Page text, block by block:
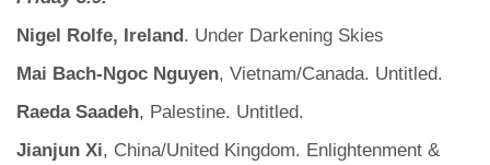
Nigel Rolfe, Ireland . Under Darkening Skies
Mai Bach-Ngoc Nguyen, Vietnam/Canada. Untitled.
Raeda Saadeh, Palestine. Untitled.
Jianjun Xi, China/United Kingdom. Enlightenment &